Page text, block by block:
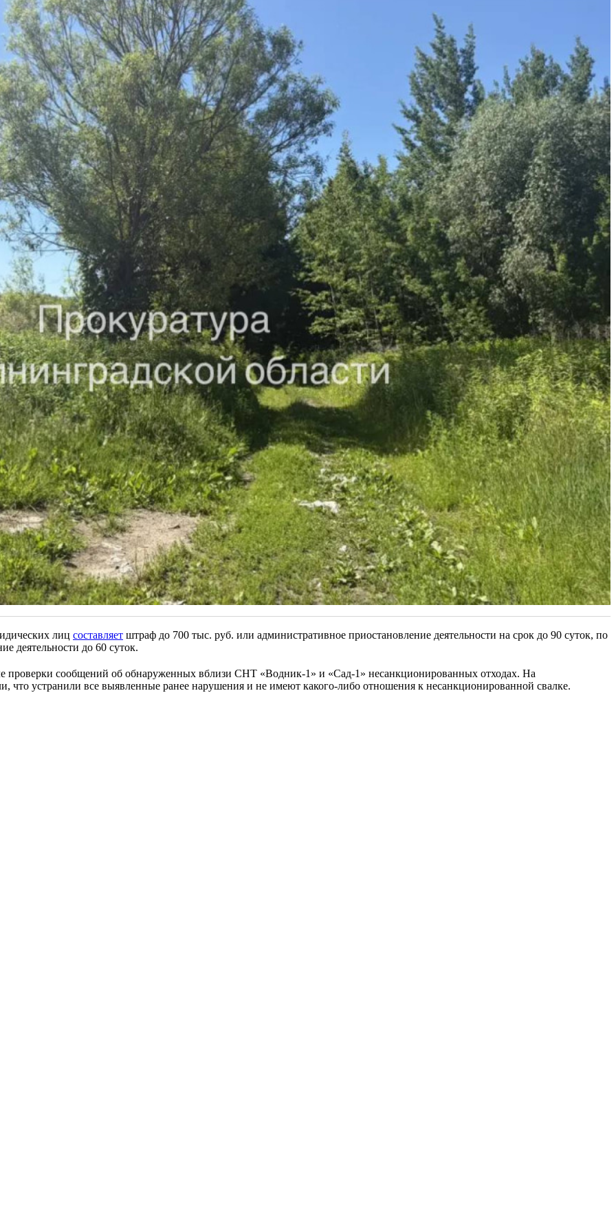
лиц составляет штраф до 700 тыс. руб. или административное приостановление деятельности на срок до 90 суток, по
деятельности до 60 суток.
проверки сообщений об обнаруженных вблизи СНТ «Водник-1» и «Сад-1» несанкционированных отходах. На
что устранили все выявленные ранее нарушения и не имеют какого-либо отношения к несанкционированной свалке.